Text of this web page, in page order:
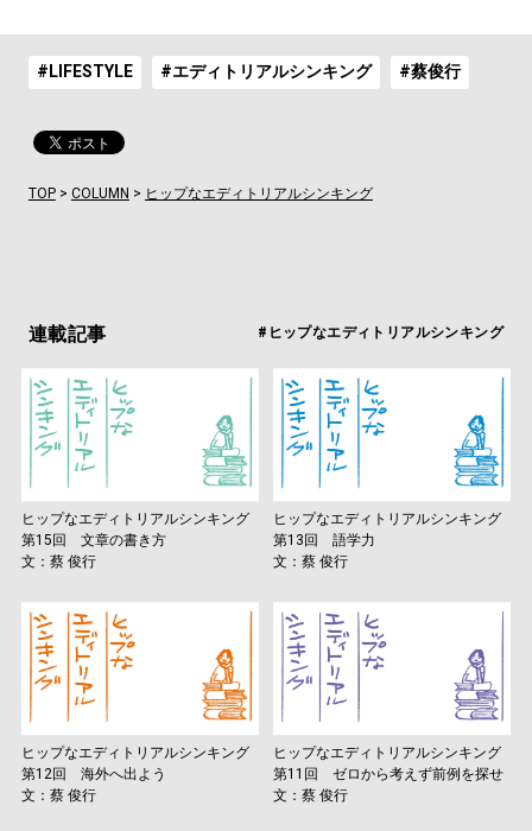
#LIFESTYLE #エディトリアルシンキング #蔡俊行
TOP> COLUMN > ヒップなエディトリアルシンキング
連載記事 #ヒップなエディトリアルシンキング
ヒップなエディトリアルシンキング
第15回 文章の書き方
文：蔡 俊行
ヒップなエディトリアルシンキング
第13回 語学力
文：蔡 俊行
ヒップなエディトリアルシンキング
第12回 海外へ出よう
文：蔡 俊行
ヒップなエディトリアルシンキング
第11回 ゼロから考えず前例を探せ
文：蔡 俊行